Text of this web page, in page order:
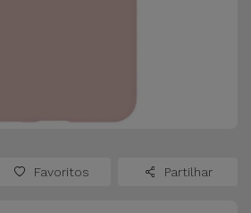
Favoritos Partilhar